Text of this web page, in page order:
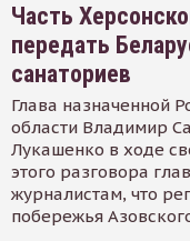
Часть
передать
санаториев
Глава назначенной
области Владимир
Лукашенко в ходе
этого разговора
журналистам, что
побережья